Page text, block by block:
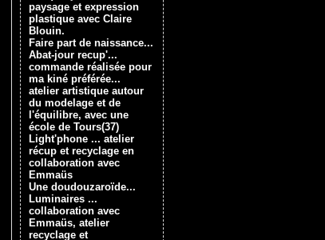
paysage et expression
plastique avec Claire
Blouin.
Faire part de naissance...
Abat-jour recup'...
commande réalisée pour
ma kiné préférée...
atelier artistique autour
du modelage et de
l'équilibre, avec une
école de Tours(37)
Light'phone ... atelier
récup et recyclage en
collaboration avec
Emmaüs
Une doudouzaroïde...
Luminaires ...
collaboration avec
Emmaüs, atelier
recyclage et